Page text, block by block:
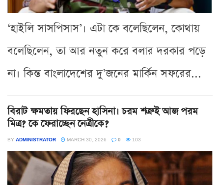
‘হাইলি সাসপিসাস’। এটা কে বলেছিলেন, কোথায়
বলেছিলেন, তা আর নতুন করে বলার দরকার পড়ে
না। কিন্ত বাংলাদেশের দু’জনের মার্কিন সফরের...
বিরাট ক্ষমতায় ফিরছেন হাসিনা। চরম শত্রুই আজ পরম
মিত্র? কে ফেরাচ্ছেন নেত্রীকে?
BY ADMINISTRATOR MARCH 30, 2026 0 103